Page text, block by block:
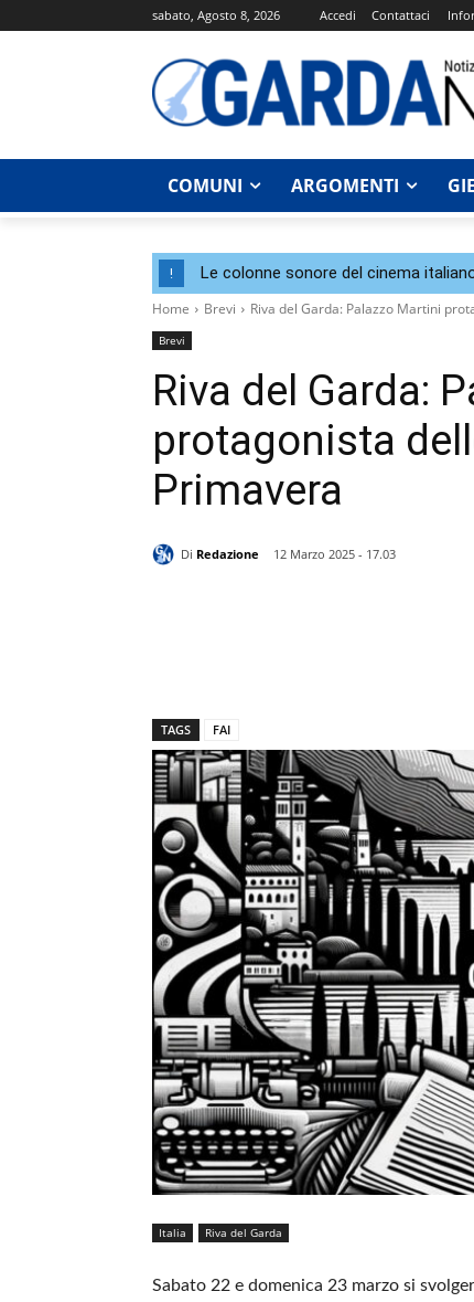
sabato, Agosto 8, 2026 Accedi Contattaci
COMUNI ARGOMENTI
! Le colonne sonore del cinema
Home Brevi Riva del Garda: Palazzo Martini
Brevi
Riva del Garda:
protagonista
Primavera
Di Redazione
12 Marzo 2025 - 17.03
TAGS FAI
Italia Riva del Garda
Sabato 22 e domenica 23 marzo si